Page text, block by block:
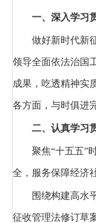
一、深入学习
做好新时代新
领导全面依法治国
成果，吃透精神实
各方面，与时俱进
二、认真学习
聚焦“十五五”
全，服务保障经济
围绕构建高水
征收管理法修订草